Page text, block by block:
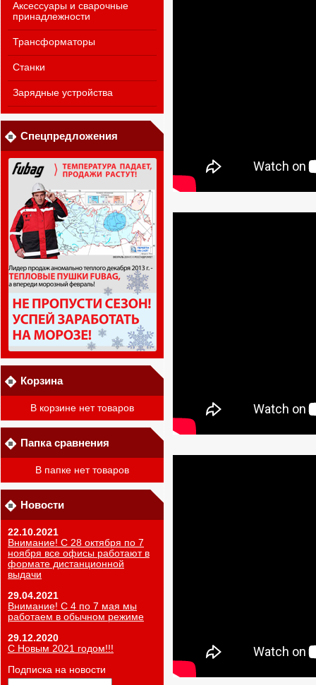
Аксессуары и сварочные
принадлежности
Трансформаторы
Станки
Зарядные устройства
Спецпредложения
Корзина
В корзине нет товаров
Папка сравнения
В папке нет товаров
Новости
22.10.2021
Внимание! С 28 октября по 7
ноября все офисы работают в
формате дистанционной
выдачи
29.04.2021
Внимание! С 4 по 7 мая мы
работаем в обычном режиме
29.12.2020
С Новым 2021 годом!!!
Подписка на новости